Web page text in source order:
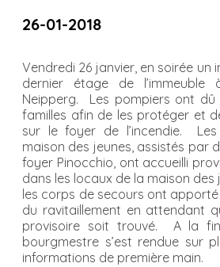
26-01-2018
Vendredi 26 janvier, en soirée un
dernier étage de
Neipperg. Les pompiers ont dû
familles afin de les protéger et
sur le foyer de l’incendie.
maison des jeunes, assistés par
foyer Pinocchio, ont accueilli
dans les locaux de la maison
les corps de secours ont
du ravitaillement en attendant
provisoire soit trouvé. A la
bourgmestre s’est rendue sur
informations de première main.